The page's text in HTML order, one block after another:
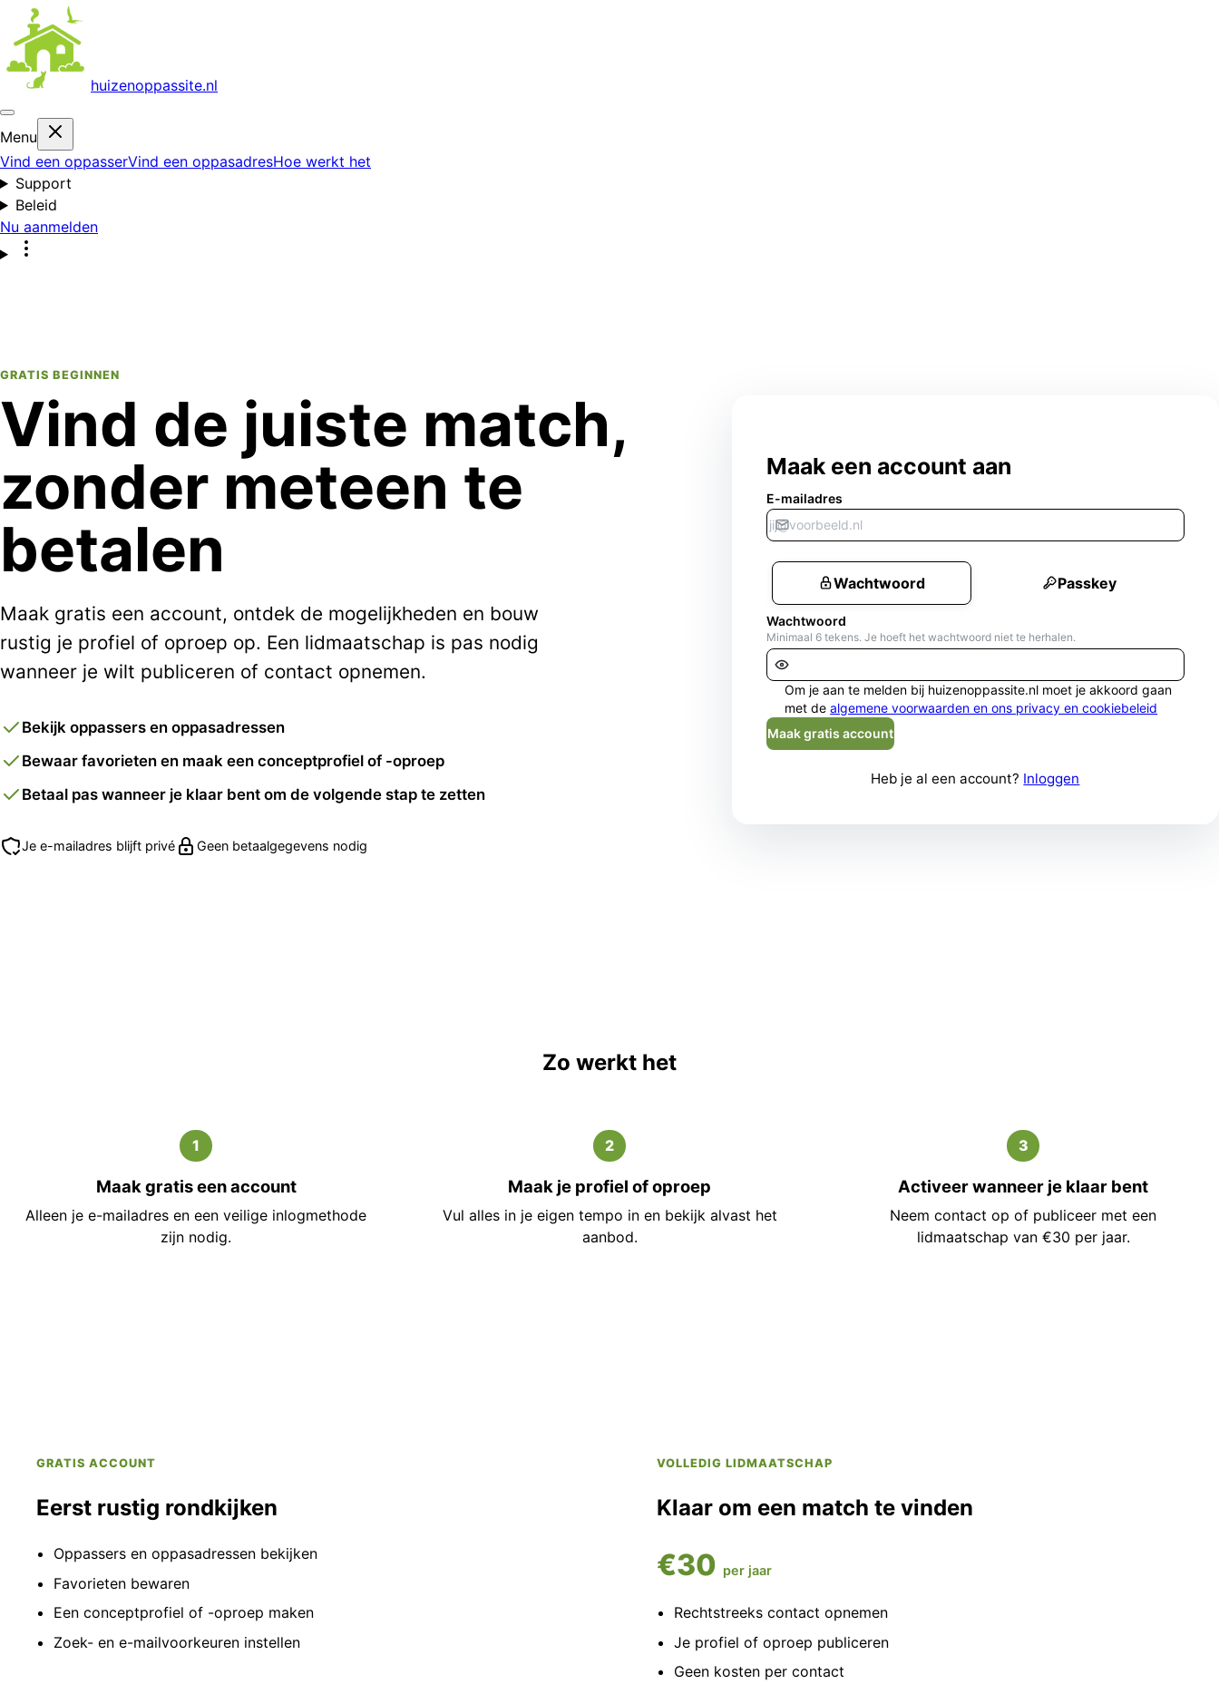
huizenoppassite.nl
Menu
Vind een oppasserVind een oppasadresHoe werkt het
Support
Beleid
Nu aanmelden
GRATIS BEGINNEN
Vind de juiste match,
zonder meteen te
betalen
Maak gratis een account, ontdek de mogelijkheden en bouw
rustig je profiel of oproep op. Een lidmaatschap is pas nodig
wanneer je wilt publiceren of contact opnemen.
Bekijk oppassers en oppasadressen
Bewaar favorieten en maak een conceptprofiel of -oproep
Betaal pas wanneer je klaar bent om de volgende stap te zetten
Je e-mailadres blijft privé Geen betaalgegevens nodig
Maak een account aan
E-mailadres
Wachtwoord Passkey
Wachtwoord
Minimaal 6 tekens. Je hoeft het wachtwoord niet te herhalen.
Om je aan te melden bij huizenoppassite.nl moet je akkoord gaan
met de algemene voorwaarden en ons privacy en cookiebeleid
Maak gratis account
Heb je al een account? Inloggen
Zo werkt het
1
Maak gratis een account
Alleen je e-mailadres en een veilige inlogmethode
zijn nodig.
2
Maak je profiel of oproep
Vul alles in je eigen tempo in en bekijk alvast het
aanbod.
3
Activeer wanneer je klaar bent
Neem contact op of publiceer met een
lidmaatschap van €30 per jaar.
GRATIS ACCOUNT
Eerst rustig rondkijken
Oppassers en oppasadressen bekijken
Favorieten bewaren
Een conceptprofiel of -oproep maken
Zoek- en e-mailvoorkeuren instellen
VOLLEDIG LIDMAATSCHAP
Klaar om een match te vinden
€30 per jaar
Rechtstreeks contact opnemen
Je profiel of oproep publiceren
Geen kosten per contact